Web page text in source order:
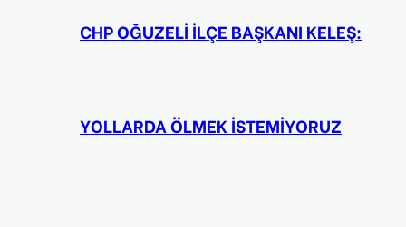
CHP OĞUZELİ İLÇE BAŞKANI KELEŞ:
YOLLARDA ÖLMEK İSTEMİYORUZ